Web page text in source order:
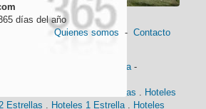
días del año
Quienes somos - Contacto
Historia -
Hoteles 4 Estrellas
Hoteles
Estrellas Hoteles 1 Estrella
Hoteles